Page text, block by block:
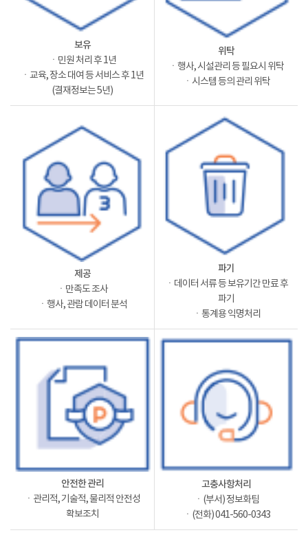
보유
ㆍ민원 처리 후 1년
ㆍ교육, 장소 대여 등 서비스 후 1년
(결재정보는 5년)
위탁
ㆍ행사, 시설관리 등 필요시 위탁
ㆍ시스템 등의 관리 위탁
제공
ㆍ만족도 조사
ㆍ행사, 관람 데이터 분석
파기
ㆍ데이터 서류 등 보유기간 만료 후
파기
ㆍ통계용 익명처리
안전한 관리
ㆍ관리적, 기술적, 물리적 안전성
확보조치
고충사항처리
ㆍ(부서) 정보화팀
ㆍ(전화) 041-560-0343